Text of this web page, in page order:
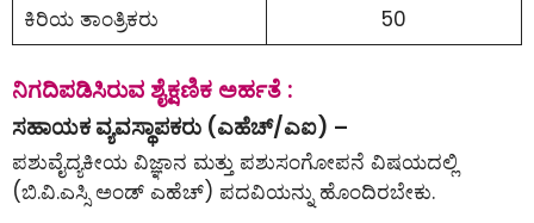
ಕಿರಿಯ ತಾಂತ್ರಿಕರು
50
ನಿಗದಿಪಡಿಸಿರುವ ಶೈಕ್ಷಣಿಕ ಅರ್ಹತೆ :
ಸಹಾಯಕ ವ್ಯವಸ್ಥಾಪಕರು (ಎಹೆಚ್/ಎಐ) –
ಪಶುವೈದ್ಯಕೀಯ ವಿಜ್ಞಾನ ಮತ್ತು ಪಶುಸಂಗೋಪನೆ ವಿಷಯದಲ್ಲಿ
(ಬಿ.ವಿ.ಎಸ್ಸಿ ಅಂಡ್ ಎಹೆಚ್) ಪದವಿಯನ್ನು ಹೊಂದಿರಬೇಕು.